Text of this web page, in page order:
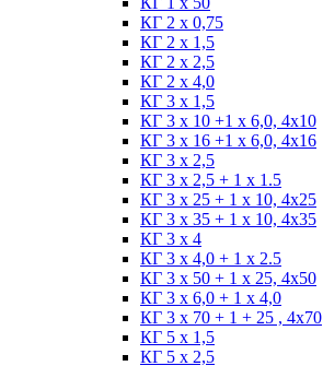
КГ 2 х 0,75
КГ 2 х 1,5
КГ 2 х 2,5
КГ 2 х 4,0
КГ 3 х 1,5
КГ 3 х 10 +1 x 6,0, 4х10
КГ 3 х 16 +1 x 6,0, 4х16
КГ 3 х 2,5
КГ 3 х 2,5 + 1 x 1.5
КГ 3 х 25 + 1 х 10, 4х25
КГ 3 х 35 + 1 x 10, 4х35
КГ 3 х 4
КГ 3 х 4,0 + 1 x 2.5
КГ 3 х 50 + 1 x 25, 4х50
КГ 3 х 6,0 + 1 x 4,0
КГ 3 х 70 + 1 + 25 , 4х70
КГ 5 х 1,5
КГ 5 х 2,5